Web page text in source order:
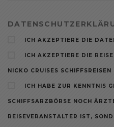
ICH AKZEPTIERE DIE
ICH AKZEPTIERE DIE
NICKO CRUISES SCHIFFSREISEN
ICH HABE ZUR KENNTNIS
SCHIFFSARZBÖRSE NOCH
REISEVERANSTALTER IST,